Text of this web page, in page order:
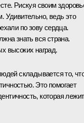
Рискуя своим
Удивительно, ведь это
по зову сердца.
знать вся страна.
высоких наград.
складывается то,
Это помогает
которая лежит